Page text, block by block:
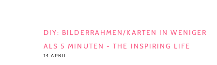
DIY: BILDERRAHMEN/KARTEN IN WENIGER
ALS 5 MINUTEN - THE INSPIRING LIFE
14 APRIL